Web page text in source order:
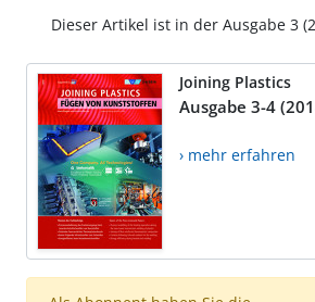
Dieser Artikel ist in der Ausgabe 3
Joining Plastics
Ausgabe 3-4
› mehr erfahren